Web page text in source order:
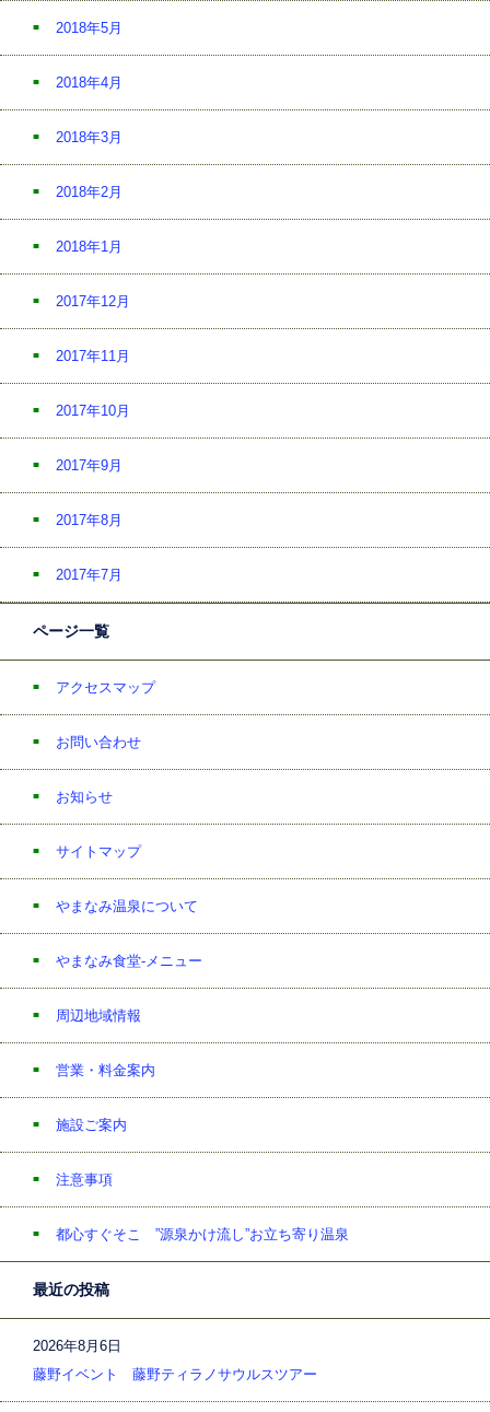
2018年5月
2018年4月
2018年3月
2018年2月
2018年1月
2017年12月
2017年11月
2017年10月
2017年9月
2017年8月
2017年7月
ページ一覧
アクセスマップ
お問い合わせ
お知らせ
サイトマップ
やまなみ温泉について
やまなみ食堂-メニュー
周辺地域情報
営業・料金案内
施設ご案内
注意事項
都心すぐそこ ”源泉かけ流し”お立ち寄り温泉
最近の投稿
2026年8月6日
藤野イベント 藤野ティラノサウルスツアー